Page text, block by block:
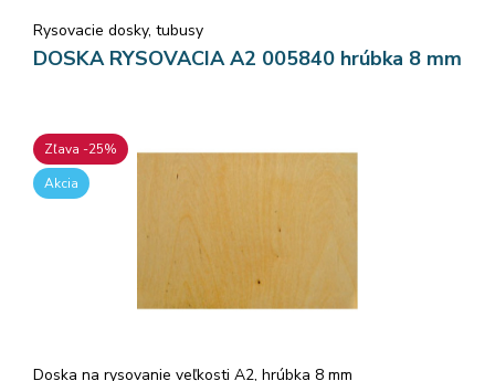
Rysovacie dosky, tubusy
DOSKA RYSOVACIA A2 005840 hrúbka 8 mm
Zľava -25%
Akcia
Doska na rysovanie veľkosti A2, hrúbka 8 mm